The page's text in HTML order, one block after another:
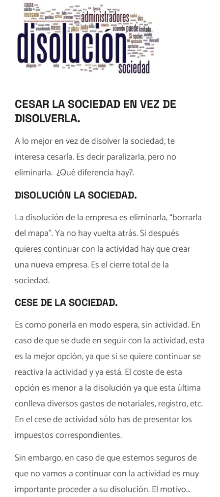
CESAR LA SOCIEDAD EN VEZ DE
DISOLVERLA.
A lo mejor en vez de disolver la sociedad, te
interesa cesarla. Es decir paralizarla, pero no
eliminarla. ¿Qué diferencia hay?.
DISOLUCIÓN LA SOCIEDAD.
La disolución de la empresa es eliminarla, “borrarla
del mapa”. Ya no hay vuelta atrás. Si después
quieres continuar con la actividad hay que crear
una nueva empresa. Es el cierre total de la
sociedad.
CESE DE LA SOCIEDAD.
Es como ponerla en modo espera, sin actividad. En
caso de que se dude en seguir con la actividad, esta
es la mejor opción, ya que si se quiere continuar se
reactiva la actividad y ya está. El coste de esta
opción es menor a la disolución ya que esta última
conlleva diversos gastos de notariales, registro, etc.
En el cese de actividad sólo has de presentar los
impuestos correspondientes.
Sin embargo, en caso de que estemos seguros de
que no vamos a continuar con la actividad es muy
importante proceder a su disolución. El motivo…